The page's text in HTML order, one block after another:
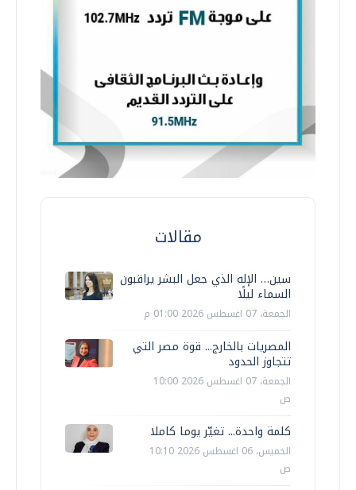
مقالات
سين… الإله الذي جعل البشر يراقبون
السماء ليلًا
الجمعة، 07 اغسطس 2026 01:00 م
المصريات بالخارج... قوة مصر التي
تتجاوز الحدود
الجمعة، 07 اغسطس 2026 10:00
ص
كلمة واحدة... تغيّر يوما كاملا
الخميس، 06 اغسطس 2026 10:10
ص